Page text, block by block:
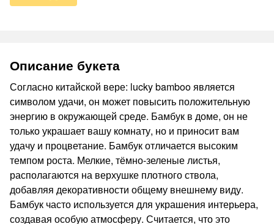
Описание букета
Согласно китайской вере: lucky bamboo является
символом удачи, он может повысить положительную
энергию в окружающей среде. Бамбук в доме, он не
только украшает вашу комнату, но и приносит вам
удачу и процветание. Бамбук отличается высоким
темпом роста. Мелкие, тёмно-зеленые листья,
располагаются на верхушке плотного ствола,
добавляя декоративности общему внешнему виду.
Бамбук часто используется для украшения интерьера,
создавая особую атмосферу. Считается, что это